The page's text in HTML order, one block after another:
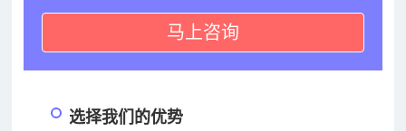
马上咨询
选择我们的优势